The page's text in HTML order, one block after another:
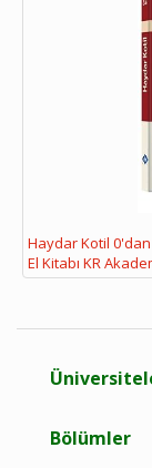
Haydar Kotil 0'dan
El Kitabı KR
Bölümler